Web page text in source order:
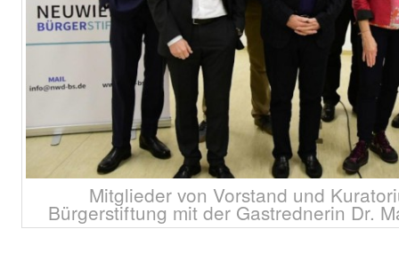
Mitglieder von Vorstand und
Bürgerstiftung mit der Gastrednerin Dr.